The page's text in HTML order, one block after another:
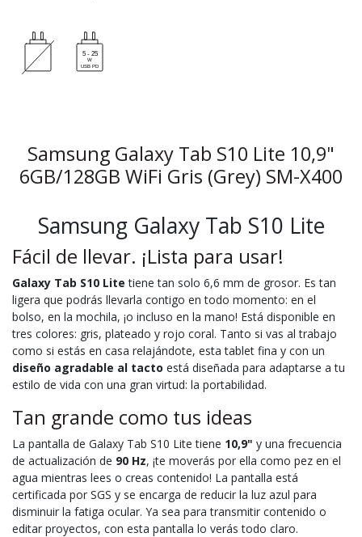
Samsung Galaxy Tab S10 Lite 10,9"
6GB/128GB WiFi Gris (Grey) SM-X400
Samsung Galaxy Tab S10 Lite
Fácil de llevar. ¡Lista para usar!
Galaxy Tab S10 Lite tiene tan solo 6,6 mm de grosor. Es tan
ligera que podrás llevarla contigo en todo momento: en el
bolso, en la mochila, ¡o incluso en la mano! Está disponible en
tres colores: gris, plateado y rojo coral. Tanto si vas al trabajo
como si estás en casa relajándote, esta tablet fina y con un
diseño agradable al tacto está diseñada para adaptarse a tu
estilo de vida con una gran virtud: la portabilidad.
Tan grande como tus ideas
La pantalla de Galaxy Tab S10 Lite tiene 10,9" y una frecuencia
de actualización de 90 Hz, ¡te moverás por ella como pez en el
agua mientras lees o creas contenido! La pantalla está
certificada por SGS y se encarga de reducir la luz azul para
disminuir la fatiga ocular. Ya sea para transmitir contenido o
editar proyectos, con esta pantalla lo verás todo claro.